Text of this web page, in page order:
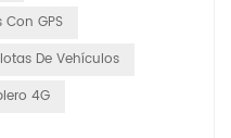
GPS
De Vehículos
4G